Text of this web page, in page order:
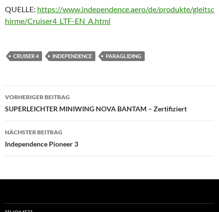
QUELLE: https://www.independence.aero/de/produkte/gleitsc
hirme/Cruiser4_LTF-EN_A.html
CRUISER 4 INDEPENDENCE PARAGLIDING
Beitragsnavigation
VORHERIGER BEITRAG
SUPERLEICHTER MINIWING NOVA BANTAM – Zertifiziert
NÄCHSTER BEITRAG
Independence Pioneer 3